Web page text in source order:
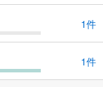
1件
1件